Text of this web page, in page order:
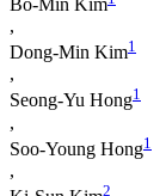
,
Dong-Min Kim1
,
Seong-Yu Hong1
,
Soo-Young Hong1
,
2